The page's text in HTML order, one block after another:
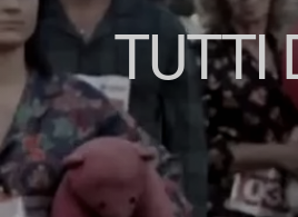
TUTTI